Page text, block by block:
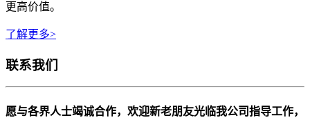
更高价值。
了解更多>
联系我们
愿与各界人士竭诚合作，欢迎新老朋友光临我公司指导工作，